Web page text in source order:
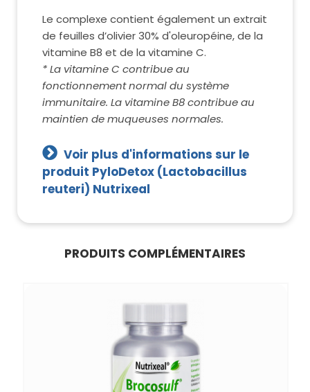
Le complexe contient également un extrait
de feuilles d’olivier 30% d'oleuropéine, de la
vitamine B8 et de la vitamine C.
* La vitamine C contribue au
fonctionnement normal du système
immunitaire. La vitamine B8 contribue au
maintien de muqueuses normales.
Voir plus d'informations sur le
produit PyloDetox (Lactobacillus
reuteri) Nutrixeal
PRODUITS COMPLÉMENTAIRES